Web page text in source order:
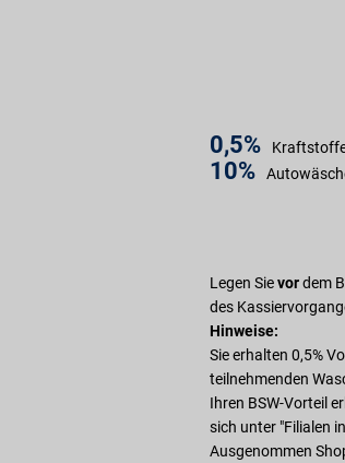
0,5%
10%
Legen Sievordem
des
Hinweise:
Sie erhalten 0,5%
teilnehmenden
Ihren BSW-Vorteil
sich unter "Filialen
Ausgenommen